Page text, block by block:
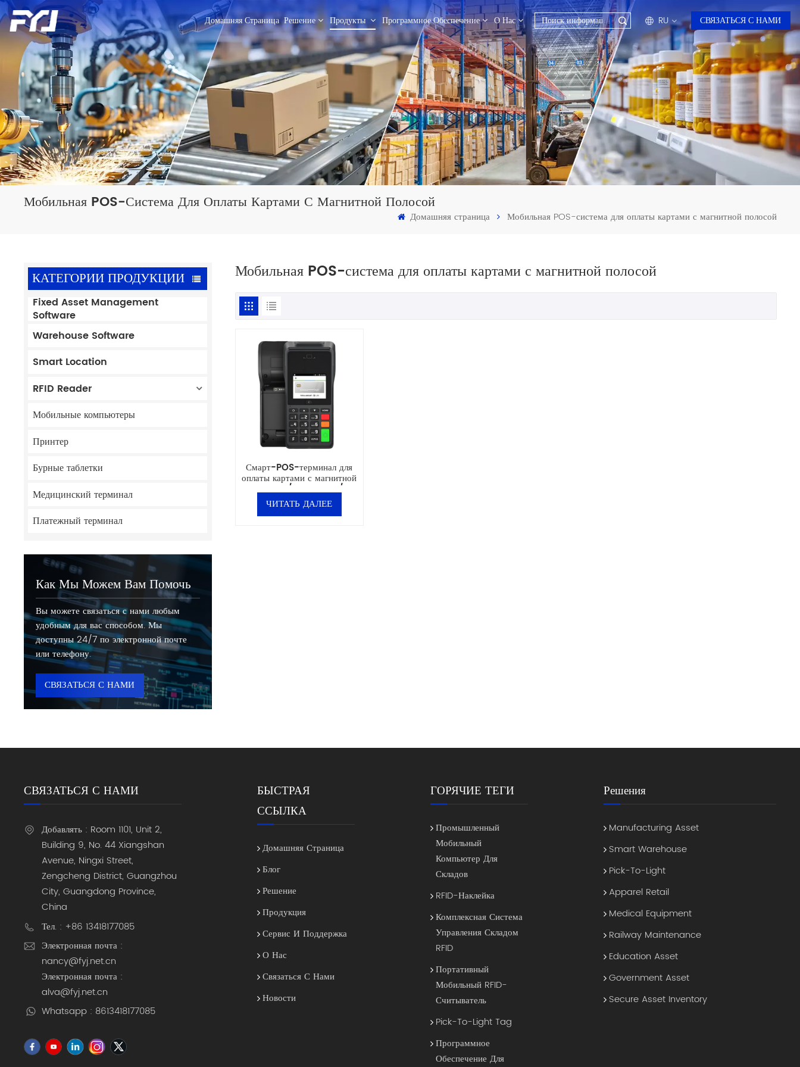
Домашняя Страница Решение Продукты Программное Обеспечение О Нас RU
en
fr
ru
es
ar
СВЯЗАТЬСЯ С НАМИ
Мобильная POS-Система Для Оплаты Картами С Магнитной Полосой
Домашняя страница Мобильная POS-система для оплаты картами с магнитной полосой
КАТЕГОРИИ ПРОДУКЦИИ
Fixed Asset Management
Software
Warehouse Software
Smart Location
RFID Reader
Мобильные компьютеры
Принтер
Бурные таблетки
Медицинский терминал
Платежный терминал
Как Мы Можем Вам Помочь
Вы можете связаться с нами любым
удобным для вас способом. Мы
доступны 24/7 по электронной почте
или телефону.
СВЯЗАТЬСЯ С НАМИ
Мобильная POS-система для оплаты картами с магнитной полосой
Смарт-POS-терминал для
оплаты картами с магнитной
полосой/IC-картами/
бесконтактными
картами/QR-кодом
ЧИТАТЬ ДАЛЕЕ
СВЯЗАТЬСЯ С НАМИ
Добавлять : Room 1101, Unit 2,
Building 9, No. 44 Xiangshan
Avenue, Ningxi Street,
Zengcheng District, Guangzhou
City, Guangdong Province,
China
Тел. : +86 13418177085
Электронная почта :
nancy@fyj.net.cn
Электронная почта :
alva@fyj.net.cn
Whatsapp : 8613418177085
БЫСТРАЯ
ССЫЛКА
Домашняя Страница
Блог
Решение
Продукция
Сервис И Поддержка
О Нас
Связаться С Нами
Новости
ГОРЯЧИЕ ТЕГИ
Промышленный
Мобильный
Компьютер Для
Складов
RFID-Наклейка
Комплексная Система
Управления Складом
RFID
Портативный
Мобильный RFID-
Считыватель
Pick-To-Light Tag
Программное
Обеспечение Для
Решения
Manufacturing Asset
Smart Warehouse
Pick-To-Light
Apparel Retail
Medical Equipment
Railway Maintenance
Education Asset
Government Asset
Secure Asset Inventory